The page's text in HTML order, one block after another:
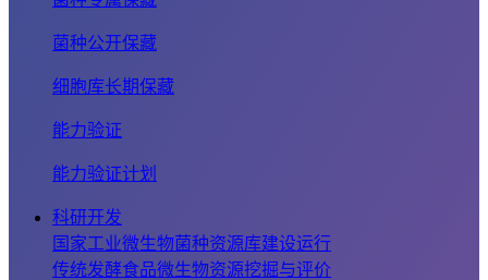
菌种公开保藏
细胞库长期保藏
能力验证
能力验证计划
科研开发
国家工业微生物菌种资源库建设运行
传统发酵食品微生物资源挖掘与评价